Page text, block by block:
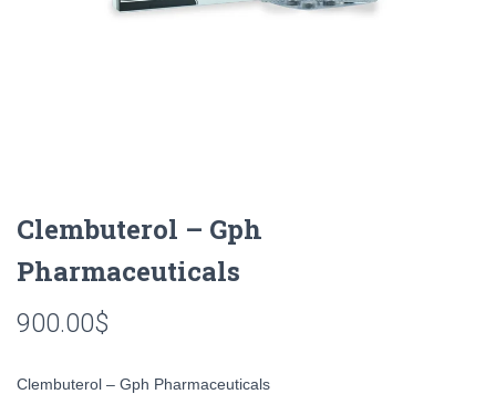
Clembuterol – Gph
Pharmaceuticals
900.00$
Clembuterol – Gph Pharmaceuticals